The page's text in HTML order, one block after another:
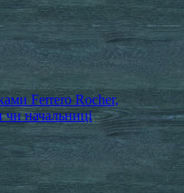
Ferrero Rocher,
начальниці